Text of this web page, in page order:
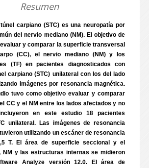
Resumen
carpiano (STC) es una neuropatía por
del nervio mediano (NM). El objetivo de
y comparar la superficie transversal
(CC), el nervio mediano (NM) y los
(TF) en pacientes diagnosticados con
carpiano (STC) unilateral con los del lado
imágenes por resonancia magnética.
tuvo como objetivo evaluar y comparar
CC y el NM entre los lados afectados y no
en este estudio 18 pacientes
unilateral. Las imágenes de resonancia
utilizando un escáner de resonancia
T. El área de superficie seccional y el
NM y las estructuras internas se midieron
Analyze versión 12.0. El área de